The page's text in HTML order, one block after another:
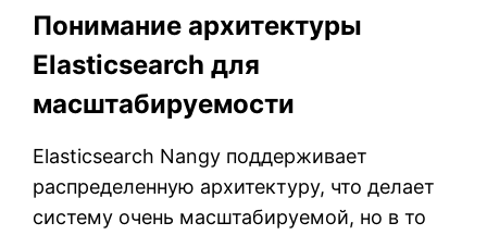
Понимание архитектуры
Elasticsearch для
масштабируемости
Elasticsearch Nangy поддерживает
распределенную архитектуру, что делает
систему очень масштабируемой, но в то